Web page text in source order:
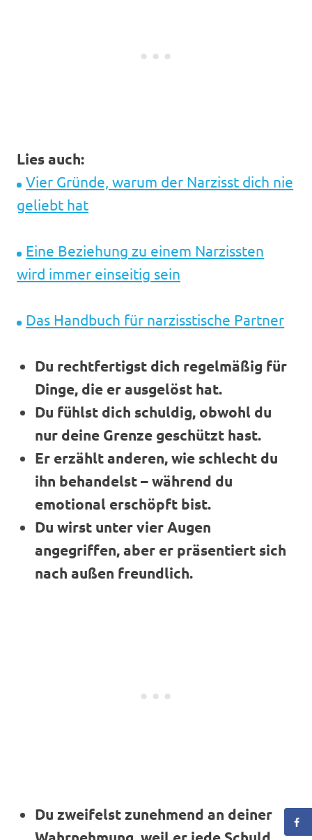
Lies auch:
Vier Gründe, warum der Narzisst dich nie
geliebt hat
Eine Beziehung zu einem Narzissten
wird immer einseitig sein
Das Handbuch für narzisstische Partner
Du rechtfertigst dich regelmäßig für
Dinge, die er ausgelöst hat.
Du fühlst dich schuldig, obwohl du
nur deine Grenze geschützt hast.
Er erzählt anderen, wie schlecht du
ihn behandelst – während du
emotional erschöpft bist.
Du wirst unter vier Augen
angegriffen, aber er präsentiert sich
nach außen freundlich.
Du zweifelst zunehmend an deiner